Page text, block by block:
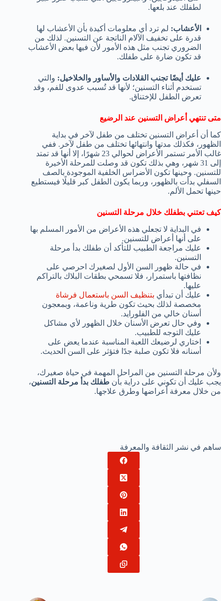
لطفلك عند بلعها.
الأعشاب: لم ترد أي معلومات أكيدة بأن الأعشاب لها
قدرة على تخفيف الآلام الناتجة عن التسنين. لذلك من
الضروري تجنب مثل هذه الأمور لأن فيها بعض الأعشاب
قد تكون ضارة على طفلك.
عليك أيضًا تجنب القلادات والأساور والخلاخيل: والتي
تستخدم أثناء التسنين؛ لأنها قد تُسبب عدوى للفم، وقد
تعرض الطفل للإختناق.
متى تنتهي أعراض التسنين عند الرضيع
كما أن أعراض التسنين تختلف من طفل لآخر في بداية
الظهور، فكذلك مدتها وانتهائها تختلف من طفل لآخر. ففي
غالب الأمر تستمر الأعراض لحوالي 23 شهرًا، إلا أنها قد تمتد
إلى 31 شهر، وهي بذلك تكون قد وصلت للمرحلة الأخيرة
للتسنين. وحينها تكون الأضراس الخلفية الموجودة بالصف
السفلي بدأت بالظهور، وربما يكون الطفل كبر قليلًا فيستطيع
حينها تحمل الألم.
كيف تعتني بطفلك خلال مرحلة التسنين
في البداية لا تجعلي هذه الأعراض من الأمور المسلم بها
على أنها أعراض للتسنين.
عليك مراجعة الطبيب للتأكد أن طفلك بدأ مرحلة
التسنين.
في حالة ظهور السن الأول لصغيرك احرصي على
نظافتها باستمرار، فلا تسمحي بطقات البلاك بالتراكم
عليها.
عليك أن تبدأي بتنظيف السن باستعمال فرشاة
مخصصة لذلك بحيث تكون طرية وناعمة، وبمعجون
أسنان خالي من الفلورايد.
وفي حال تعرض الأسنان خلال الظهور لأي مشاكل
عليك التوجه للطبيب.
اختاري لرضيعك اللعبة المناسبة عندما يعض على
أسنانه فلا تكون صلبة جدًا فتؤثر على السن الحديث.
ولأن مرحلة التسنين من المراحل المهمة في حياة صغيرك،
يجب عليك أن تكوني على دراية بأن طفلك بدأ مرحلة التسنين،
من خلال معرفة أعراضها وطرق علاجها.
ساهم في نشر الثقافة والمعرفة